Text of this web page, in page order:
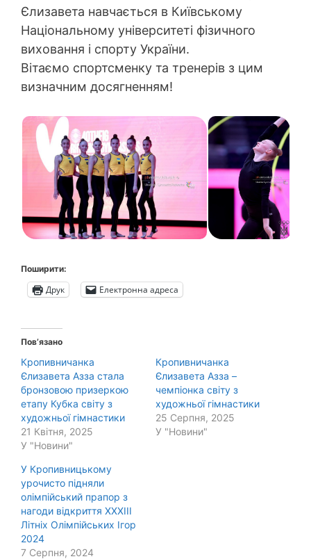
Єлизавета навчається в Київському
Національному університеті фізичного
виховання і спорту України.
Вітаємо спортсменку та тренерів з цим
визначним досягненням!
Поширити:
Друк Електронна адреса
Пов’язано
Кропивничанка
Єлизавета Азза стала
бронзовою призеркою
етапу Кубка світу з
художньої гімнастики
21 Квітня, 2025
У "Новини"
Кропивничанка
Єлизавета Азза –
чемпіонка світу з
художньої гімнастики
25 Серпня, 2025
У "Новини"
У Кропивницькому
урочисто підняли
олімпійський прапор з
нагоди відкриття ХХХІІІ
Літніх Олімпійських Ігор
2024
7 Серпня, 2024